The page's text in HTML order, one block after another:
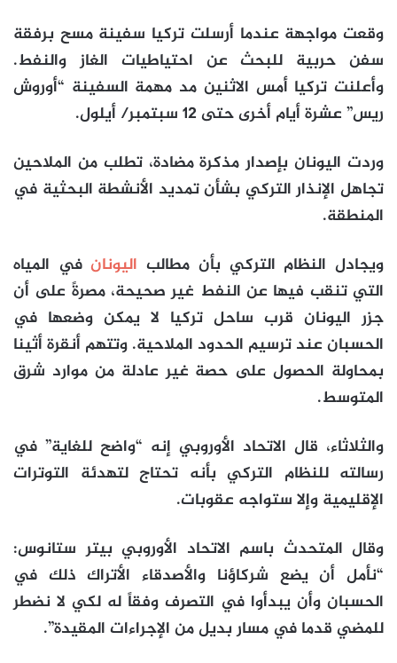
وقعت مواجهة عندما أرسلت تركيا سفينة مسح برفقة
سفن حربية للبحث عن احتياطيات الغاز والنفط.
وأعلنت تركيا أمس الاثنين مد مهمة السفينة “أوروش
ريس” عشرة أيام أخرى حتى 12 سبتمبر/ أيلول.
وردت اليونان بإصدار مذكرة مضادة، تطلب من الملاحين
تجاهل الإنذار التركي بشأن تمديد الأنشطة البحثية في
المنطقة.
ويجادل النظام التركي بأن مطالب اليونانفي المياه
التي تنقب فيها عن النفط غير صحيحة، مصرةً على أن
جزر اليونان قرب ساحل تركيا لا يمكن وضعها في
الحسبان عند ترسيم الحدود الملاحية. وتتهم أنقرة أثينا
بمحاولة الحصول على حصة غير عادلة من موارد شرق
المتوسط.
والثلاثاء، قال الاتحاد الأوروبي إنه “واضح للغاية” في
رسالته للنظام التركي بأنه تحتاج لتهدئة التوترات
الإقليمية وإلا ستواجه عقوبات.
وقال المتحدث باسم الاتحاد الأوروبي بيتر ستانوس:
“نأمل أن يضع شركاؤنا والأصدقاء الأتراك ذلك في
الحسبان وأن يبدأوا في التصرف وفقاً له لكي لا نضطر
للمضي قدما في مسار بديل من الإجراءات المقيدة”.